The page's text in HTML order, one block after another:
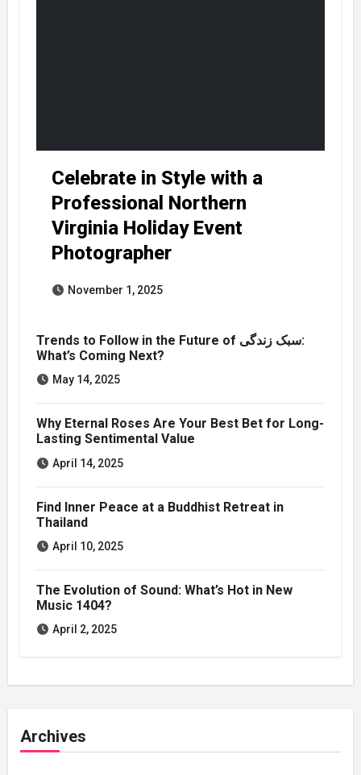
Celebrate in Style with a
Professional Northern
Virginia Holiday Event
Photographer
November 1, 2025
Trends to Follow in the Future of سبک زندگی:
What’s Coming Next?
May 14, 2025
Why Eternal Roses Are Your Best Bet for Long-
Lasting Sentimental Value
April 14, 2025
Find Inner Peace at a Buddhist Retreat in
Thailand
April 10, 2025
The Evolution of Sound: What’s Hot in New
Music 1404?
April 2, 2025
Archives